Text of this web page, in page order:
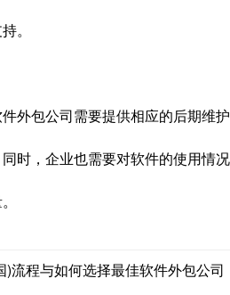
。
外包公司需要提供相应的后期维
时，企业也需要对软件的使用情
流程与如何选择最佳软件外包公司